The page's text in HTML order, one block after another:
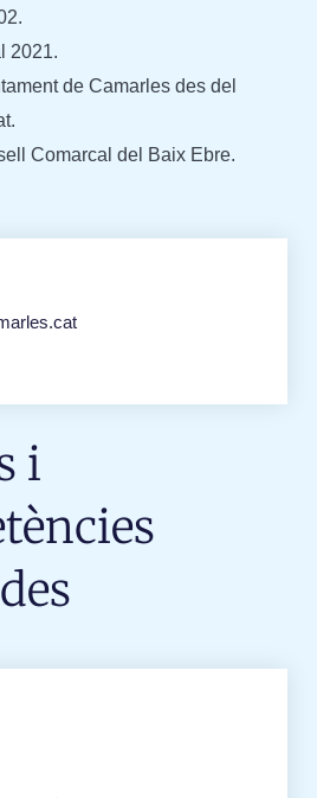
2021.
de Camarles des del
Comarcal del Baix Ebre.
i